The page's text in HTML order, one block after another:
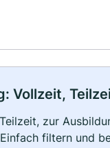
Vollzeit,
zur
filtern und